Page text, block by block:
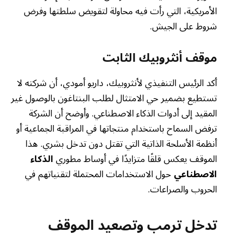
الأمريكية، التي رأت فيه محاولة لتقويض سلطتها وفرض
شروط على الجيش.
موقف أنثروبيك الثابت
أكد الرئيس التنفيذي لأنثروبيك، داريو أمودي، أن شركته لا
تستطيع بضمير حي الامتثال لطلب البنتاغون بالوصول غير
المقيد إلى أدوات الذكاء الاصطناعي. وأوضح أن الشركة
ترفض السماح باستخدام منتجاتها في المراقبة الجماعية أو
أنظمة الأسلحة الذاتية التي تقتل دون تدخل بشري. هذا
الموقف يعكس قلقًا متزايدًا في أوساط مطوريالذكاء
الاصطناعيحول الاستخدامات المحتملة لتقنياتهم في
الحروب والصراعات.
تدخل ترمب وتصعيد الموقف